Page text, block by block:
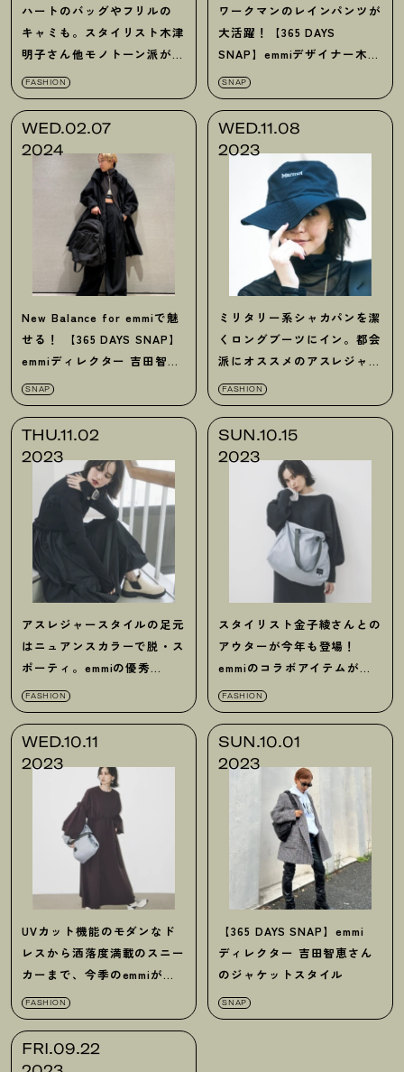
ハートのバッグやフリルの
キャミも。スタイリスト木津
明子さん他モノトーン派が狙
う可愛い春の新作
FASHION
ワークマンのレインパンツが
大活躍 ！
【365 DAYS
SNAP】emmiデザイナー木下
沙理菜さんの私服
SNAP
WED.02.07
2024
New Balance for emmiで魅
せる！ 【365 DAYS SNAP】
emmiディレクター 吉田智恵
さんの私服スタイル
SNAP
WED.11.08
2023
ミリタリー系シャカパンを潔
くロングブーツにイン。都会
派にオススメのアスレジャー
スタイル
FASHION
THU.11.02
2023
アスレジャースタイルの足元
はニュアンスカラーで脱・ス
ポーティ。emmiの優秀
シューズ９選
FASHION
SUN.10.15
2023
スタイリスト金子綾さんとの
アウターが今年も登場！
emmiのコラボアイテムが今
季もヤバい
FASHION
WED.10.11
2023
UVカット機能のモダンなド
レスから洒落度満載のスニー
カーまで、今季のemmiが魅
力的過ぎ！
FASHION
SUN.10.01
2023
【365 DAYS SNAP】emmi
ディレクター 吉田智恵さん
のジャケットスタイル
SNAP
FRI.09.22